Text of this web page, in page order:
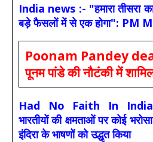
India news :- "हमारा तीसरा
बड़े फैसलों में से एक होगा": PM
Poonam Pandey
पूनम पांडे की नौटंकी में
Had No Faith In
भारतीयों की क्षमताओं पर कोई
इंदिरा के भाषणों को उद्धृत किया